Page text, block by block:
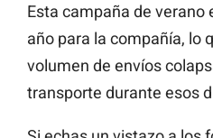
Esta campaña de verano
año para la compañía, lo
volumen de envíos
transporte durante esos